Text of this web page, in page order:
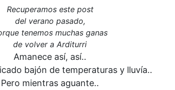
al
:
Vía
de
Arditurri
Recuperamos este post
del verano pasado,
tenemos muchas ganas
de volver a Arditurri
Amanece así, así..
bajón de temperaturas y lluvía..
Pero mientras aguante..